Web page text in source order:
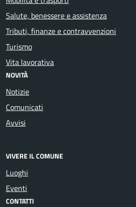
Salute, benessere e assistenza
Tributi, finanze e contravvenzioni
Turismo
Vita lavorativa
NOVITÀ
Notizie
Comunicati
Avvisi
VIVERE IL COMUNE
Luoghi
Eventi
CONTATTI